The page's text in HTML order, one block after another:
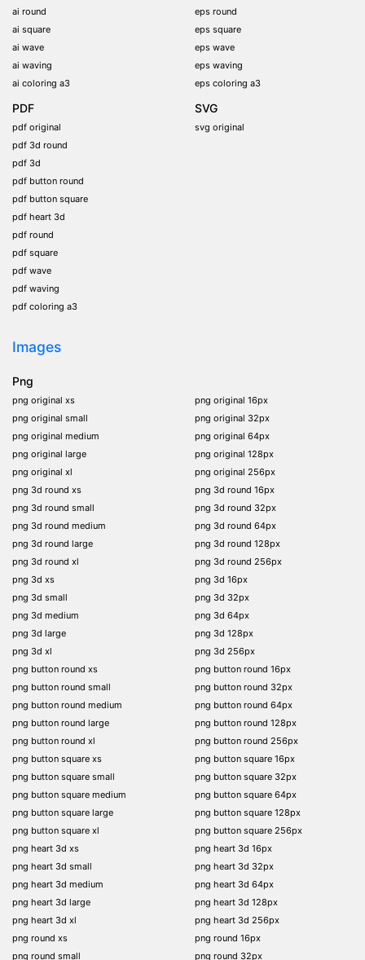
ai round
ai square
ai wave
ai waving
ai coloring a3
eps round
eps square
eps wave
eps waving
eps coloring a3
PDF
pdf original
pdf 3d round
pdf 3d
pdf button round
pdf button square
pdf heart 3d
pdf round
pdf square
pdf wave
pdf waving
pdf coloring a3
SVG
svg original
Images
Png
png original xs
png original small
png original medium
png original large
png original xl
png 3d round xs
png 3d round small
png 3d round medium
png 3d round large
png 3d round xl
png 3d xs
png 3d small
png 3d medium
png 3d large
png 3d xl
png button round xs
png button round small
png button round medium
png button round large
png button round xl
png button square xs
png button square small
png button square medium
png button square large
png button square xl
png heart 3d xs
png heart 3d small
png heart 3d medium
png heart 3d large
png heart 3d xl
png round xs
png round small
png original 16px
png original 32px
png original 64px
png original 128px
png original 256px
png 3d round 16px
png 3d round 32px
png 3d round 64px
png 3d round 128px
png 3d round 256px
png 3d 16px
png 3d 32px
png 3d 64px
png 3d 128px
png 3d 256px
png button round 16px
png button round 32px
png button round 64px
png button round 128px
png button round 256px
png button square 16px
png button square 32px
png button square 64px
png button square 128px
png button square 256px
png heart 3d 16px
png heart 3d 32px
png heart 3d 64px
png heart 3d 128px
png heart 3d 256px
png round 16px
png round 32px